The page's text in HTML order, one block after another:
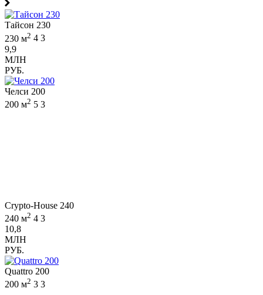
Тайсон 230
230 м2 4 3
9,9
МЛН
РУБ.
Челси 200
200 м2 5 3
Crypto-House 240
240 м2 4 3
10,8
МЛН
РУБ.
Quattro 200
200 м2 3 3